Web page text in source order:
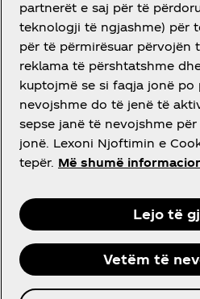
Kushtet e Përdorimit
Njoftimi për privatësinë
Parametrat e kukive
Deklaratë për
partnerët e saj për të
teknologji të ngjashme) për
për të përmirësuar përvojën
reklama të përshtatshme
kuptojmë se si faqja jonë po
nevojshme do të jenë të
sepse janë të nevojshme
jonë. Lexoni Njoftimin e
tepër. Më shumë
Lejo të
Vetëm të